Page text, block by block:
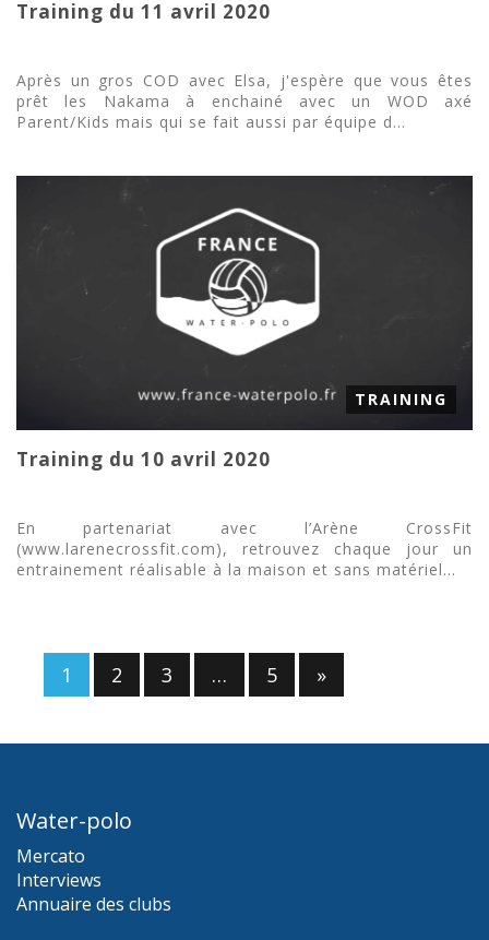
Training du 11 avril 2020
Après un gros COD avec Elsa, j'espère que vous êtes
prêt les Nakama à enchainé avec un WOD axé
Parent/Kids mais qui se fait aussi par équipe d...
TRAINING
Training du 10 avril 2020
En partenariat avec l’Arène CrossFit
(www.larenecrossfit.com), retrouvez chaque jour un
entrainement réalisable à la maison et sans matériel...
1 2 3 … 5 »
Water-polo
Mercato
Interviews
Annuaire des clubs